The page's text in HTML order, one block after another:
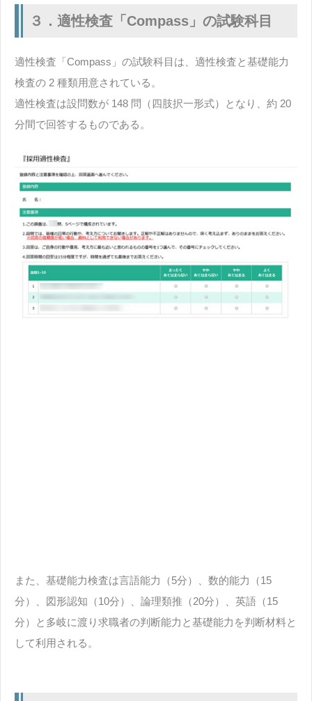
３．適性検査「Compass」の試験科目
適性検査「Compass」の試験科目は、適性検査と基礎能力
検査の 2 種類用意されている。
適性検査は設問数が 148 問（四肢択一形式）となり、約 20
分間で回答するものである。
また、基礎能力検査は言語能力（5分）、数的能力（15
分）、図形認知（10分）、論理類推（20分）、英語（15
分）と多岐に渡り求職者の判断能力と基礎能力を判断材料と
して利用される。